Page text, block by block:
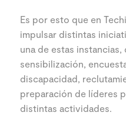
Es por esto que en
impulsar distintas
una de estas instancias,
sensibilización,
discapacidad,
preparación de líderes
distintas actividades.